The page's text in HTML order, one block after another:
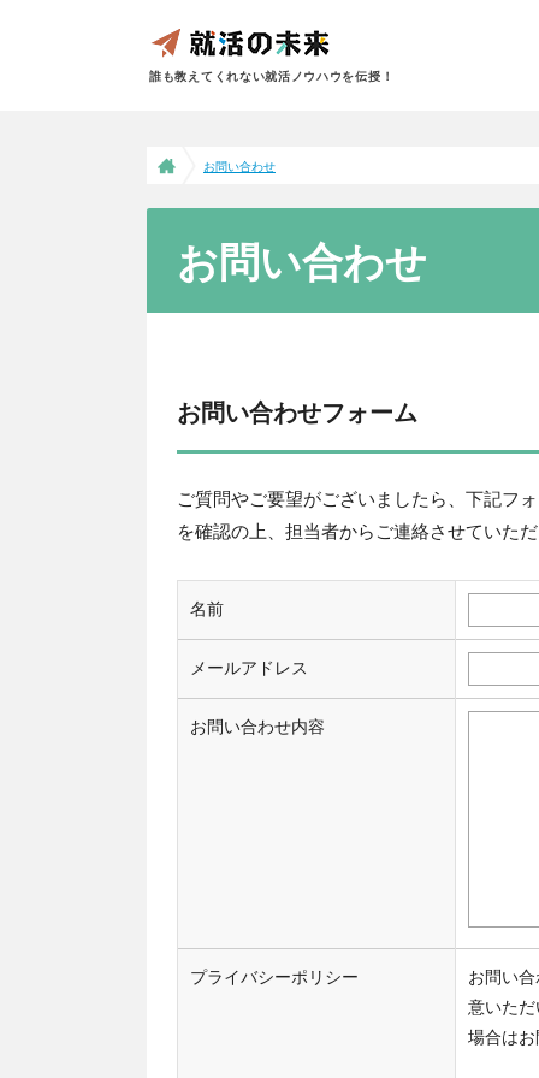
誰も教えてくれない就活ノウハウを伝授！
お問い合わせ
お問い合わせ
お問い合わせフォーム
ご質問やご要望がございましたら、下記フ
を確認の上、担当者からご連絡させていた
名前
メールアドレス
お問い合わせ内容
プライバシーポリシー
お問い
意いた
場合は